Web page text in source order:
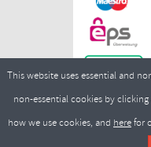
Merlin Cycles
This website uses essential and
non-essential cookies by clicking
how we use cookies, and herefor